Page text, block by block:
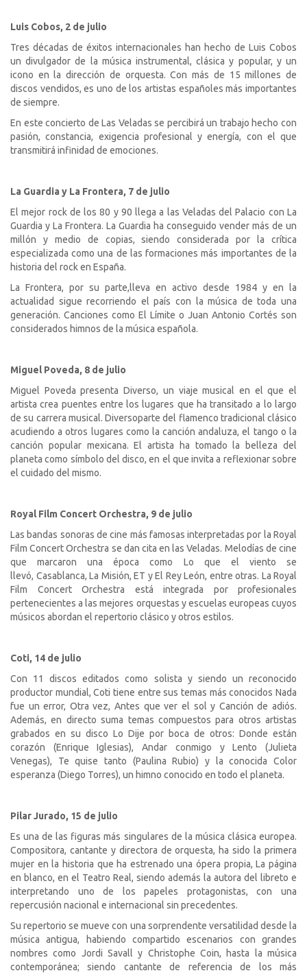
Luis Cobos, 2 de julio
Tres décadas de éxitos internacionales han hecho de Luis Cobos
un divulgador de la música instrumental, clásica y popular, y un
icono en la dirección de orquesta. Con más de 15 millones de
discos vendidos, es uno de los artistas españoles más importantes
de siempre.
En este concierto de Las Veladas se percibirá un trabajo hecho con
pasión, constancia, exigencia profesional y energía, con el que
transmitirá infinidad de emociones.
La Guardia y La Frontera, 7 de julio
El mejor rock de los 80 y 90 llega a las Veladas del Palacio con La
Guardia y La Frontera. La Guardia ha conseguido vender más de un
millón y medio de copias, siendo considerada por la crítica
especializada como una de las formaciones más importantes de la
historia del rock en España.
La Frontera, por su parte,lleva en activo desde 1984 y en la
actualidad sigue recorriendo el país con la música de toda una
generación. Canciones como El Límite o Juan Antonio Cortés son
considerados himnos de la música española.
Miguel Poveda, 8 de julio
Miguel Poveda presentaDiverso, un viaje musical en el que el
artista crea puentes entre los lugares que ha transitado a lo largo
de su carrera musical. Diversoparte del flamenco tradicional clásico
acudiendo a otros lugares como la canción andaluza, el tango o la
canción popular mexicana. El artista ha tomado la belleza del
planeta como símbolo del disco, en el que invita a reflexionar sobre
el cuidado del mismo.
Royal Film Concert Orchestra, 9 de julio
Las bandas sonoras de cine más famosas interpretadas por la Royal
Film Concert Orchestra se dan cita en las Veladas. Melodías de cine
que marcaron una época como Lo que el viento se
llevó, Casablanca, La Misión, ET yEl Rey León, entre otras. La Royal
Film Concert Orchestra está integrada por profesionales
pertenecientes a las mejores orquestas y escuelas europeas cuyos
músicos abordan el repertorio clásico y otros estilos.
Coti, 14 de julio
Con 11 discos editados como solista y siendo un reconocido
productor mundial, Coti tiene entre sus temas más conocidos Nada
fue un error, Otra vez, Antes que ver el sol y Canción de adiós.
Además, en directo suma temas compuestos para otros artistas
grabados en su disco Lo Dije por boca de otros: Donde están
corazón (Enrique Iglesias), Andar conmigo y Lento (Julieta
Venegas), Te quise tanto (Paulina Rubio) y la conocida Color
esperanza (Diego Torres), un himno conocido en todo el planeta.
Pilar Jurado, 15 de julio
Es una de las figuras más singulares de la música clásica europea.
Compositora, cantante y directora de orquesta, ha sido la primera
mujer en la historia que ha estrenado una ópera propia, La página
en blanco, en el Teatro Real, siendo además la autora del libreto e
interpretando uno de los papeles protagonistas, con una
repercusión nacional e internacional sin precedentes.
Su repertorio se mueve con una sorprendente versatilidad desde la
música antigua, habiendo compartido escenarios con grandes
nombres como Jordi Savall y Christophe Coin, hasta la música
contemporánea; siendo cantante de referencia de los más